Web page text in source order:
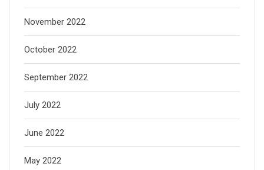
November 2022
October 2022
September 2022
July 2022
June 2022
May 2022